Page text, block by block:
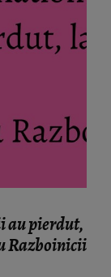
au pierdut,
Razboinicii